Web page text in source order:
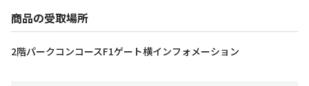
商品の受取場所
2階パークコンコースF1ゲート横インフォメーション